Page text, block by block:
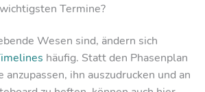
Termine?
Wesen sind, ändern sich
häufig. Statt den Phasenplan
ihn auszudrucken und an